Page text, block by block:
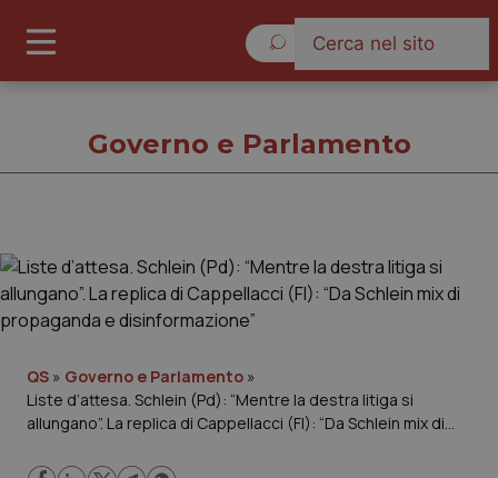
Cronache
Governo e Parlamento
Regioni e Asl
Governo e Parlamento
QS » Governo e Parlamento »
Liste d’attesa. Schlein (Pd): “Mentre la destra litiga si
allungano”. La replica di Cappellacci (FI): “Da Schlein mix di